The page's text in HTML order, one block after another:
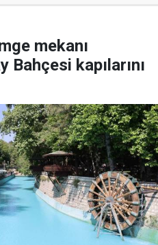
mekanı
Bahçesi kapılarını